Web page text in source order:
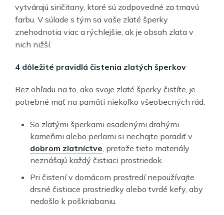
vytvárajú siričitany, ktoré sú zodpovedné za tmavú
farbu. V súlade s tým sa vaše zlaté šperky
znehodnotia viac a rýchlejšie, ak je obsah zlata v
nich nižší.
4 dôležité pravidlá čistenia zlatých šperkov
Bez ohľadu na to, ako svoje zlaté šperky čistíte, je
potrebné mať na pamäti niekoľko všeobecných rád:
So zlatými šperkami osadenými drahými
kameňmi alebo perlami si nechajte poradiť v
dobrom zlatníctve , pretože tieto materiály
neznášajú každý čistiaci prostriedok.
Pri čistení v domácom prostredí nepoužívajte
drsné čistiace prostriedky alebo tvrdé kefy, aby
nedošlo k poškriabaniu.